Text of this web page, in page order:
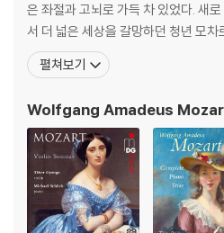
은 좌절과 고뇌로 가득 차 있었다. 새
서 더 넓은 세상을 갈망하던 청년 모
와 함께 만하임과 파리로 긴 여행을 떠
던 것은 첫사랑의 배신과, 낯선 도시
의 순간, 모차르트는 자신의 가장 가까
펼쳐보기
Wolfgang Amadeus